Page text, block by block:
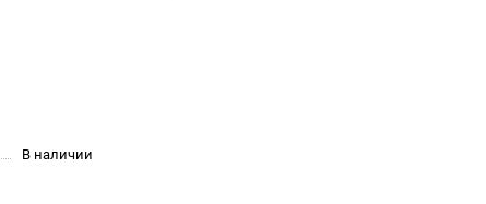
В наличии